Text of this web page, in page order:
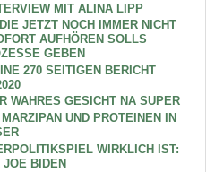
MIT ALINA LIPP
JETZT NOCH IMMER NICHT
AUFHÖREN SOLLS
GEBEN
270 SEITIGEN BERICHT
WAHRES GESICHT NA SUPER
UND PROTEINEN IN
WIRKLICH IST:
JOE BIDEN